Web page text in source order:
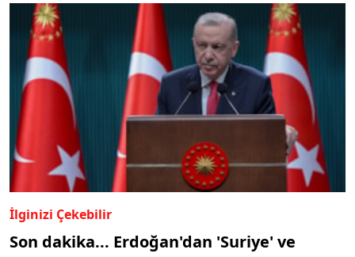
İlginizi Çekebilir
Son dakika... Erdoğan'dan 'Suriye' ve